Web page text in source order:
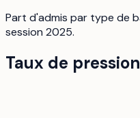
Part d'admis par type de
session 2025.
Taux de pression